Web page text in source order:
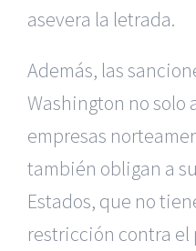
asevera la letrada.
Además, las
Washington no solo
empresas
también obligan a
Estados, que no
restricción contra el